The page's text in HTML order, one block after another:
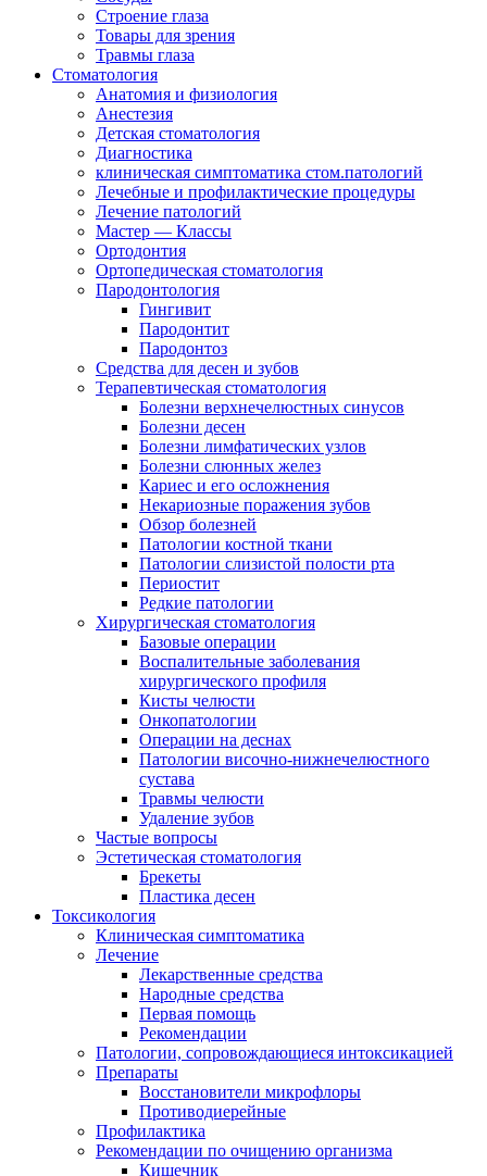
Строение глаза
Товары для зрения
Травмы глаза
Стоматология
Анатомия и физиология
Анестезия
Детская стоматология
Диагностика
клиническая симптоматика стом.патологий
Лечебные и профилактические процедуры
Лечение патологий
Мастер — Классы
Ортодонтия
Ортопедическая стоматология
Пародонтология
Гингивит
Пародонтит
Пародонтоз
Средства для десен и зубов
Терапевтическая стоматология
Болезни верхнечелюстных синусов
Болезни десен
Болезни лимфатических узлов
Болезни слюнных желез
Кариес и его осложнения
Некариозные поражения зубов
Обзор болезней
Патологии костной ткани
Патологии слизистой полости рта
Периостит
Редкие патологии
Хирургическая стоматология
Базовые операции
Воспалительные заболевания
хирургического профиля
Кисты челюсти
Онкопатологии
Операции на деснах
Патологии височно-нижнечелюстного
сустава
Травмы челюсти
Удаление зубов
Частые вопросы
Эстетическая стоматология
Брекеты
Пластика десен
Токсикология
Клиническая симптоматика
Лечение
Лекарственные средства
Народные средства
Первая помощь
Рекомендации
Патологии, сопровождающиеся интоксикацией
Препараты
Восстановители микрофлоры
Противодиерейные
Профилактика
Рекомендации по очищению организма
Кишечник